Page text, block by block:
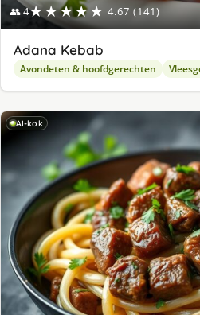
👥 4★★★★★ 4.67 (141)
Adana Kebab
Avondeten & hoofdgerechten
AI-kok